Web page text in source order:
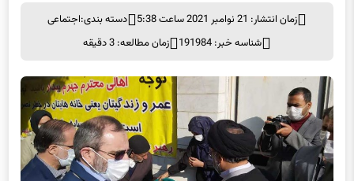
زمان انتشار: 21 نوامبر 2021 ساعت 5:38 دسته بندی:اجتماعی
شناسه خبر: 191984
زمان مطالعه: 3 دقیقه